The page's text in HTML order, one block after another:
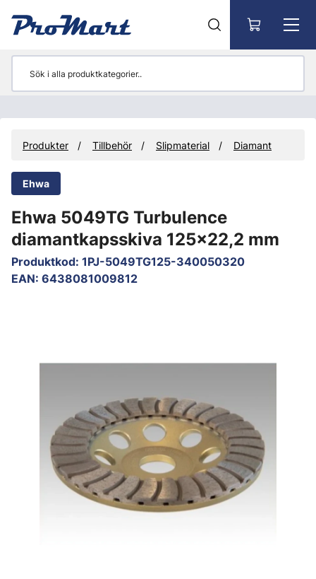
Produkter Tillbehör Slipmaterial Diamant
Ehwa
Ehwa 5049TG Turbulence
diamantkapsskiva 125x22,2 mm
Produktkod: 1PJ-5049TG125-340050320
EAN: 6438081009812